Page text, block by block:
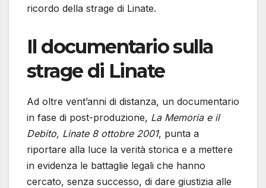
ricordo della strage di Linate.
Il documentario sulla
strage di Linate
Ad oltre vent’anni di distanza, un documentario
in fase di post-produzione, La Memoria e il
Debito, Linate 8 ottobre 2001, punta a
riportare alla luce la verità storica e a mettere
in evidenza le battaglie legali che hanno
cercato, senza successo, di dare giustizia alle